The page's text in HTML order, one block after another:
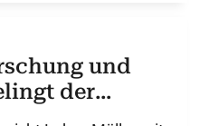
und
der